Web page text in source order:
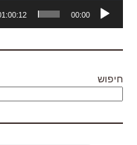
אודיו
00:00
חיפוש